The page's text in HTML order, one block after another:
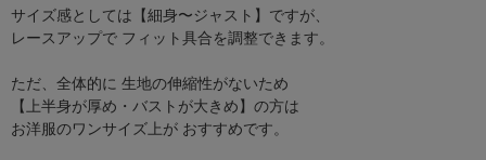
サイズ感としては【細身〜ジャスト】ですが、
レースアップで フィット具合を調整できます。
ただ、全体的に 生地の伸縮性がないため
【上半身が厚め・バストが大きめ】の方は
お洋服のワンサイズ上が おすすめです。